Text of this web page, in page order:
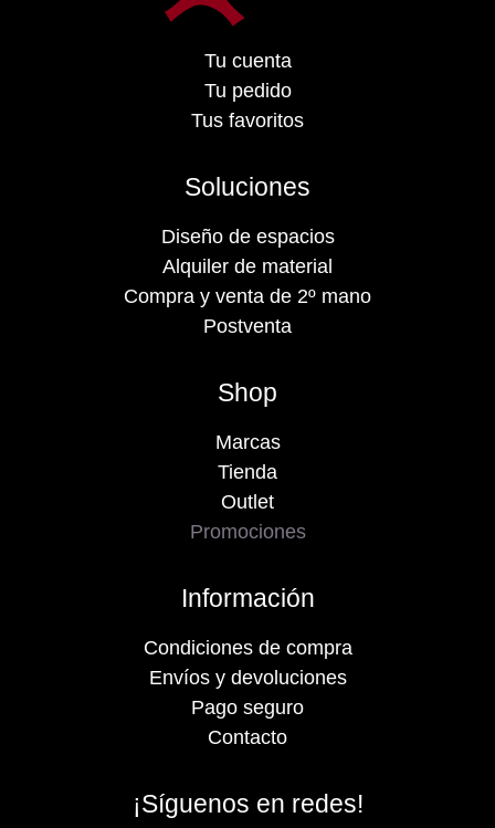
Tu cuenta
Tu pedido
Tus favoritos
Soluciones
Diseño de espacios
Alquiler de material
Compra y venta de 2º mano
Postventa
Shop
Marcas
Tienda
Outlet
Promociones
Información
Condiciones de compra
Envíos y devoluciones
Pago seguro
Contacto
¡Síguenos en redes!